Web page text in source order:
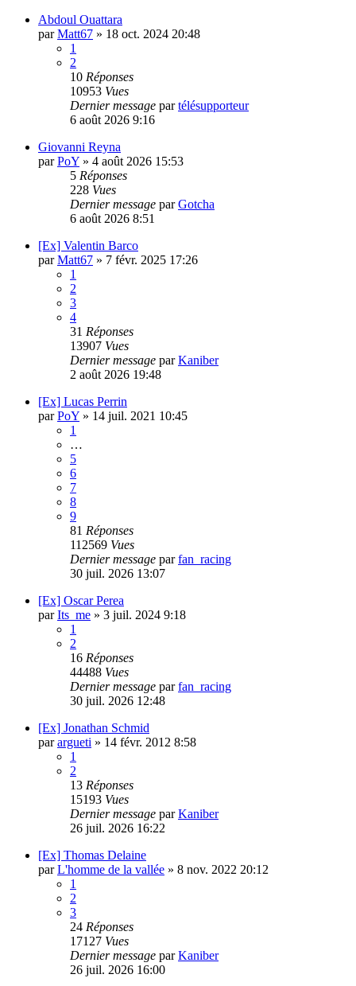
Abdoul Ouattara
parMatt67 » 18 oct. 2024 20:48
1
2
10 Réponses
10953 Vues
Dernier message partélésupporteur
6 août 2026 9:16
Giovanni Reyna
parPoY » 4 août 2026 15:53
5 Réponses
228 Vues
Dernier message parGotcha
6 août 2026 8:51
[Ex] Valentin Barco
parMatt67 » 7 févr. 2025 17:26
1
2
3
4
31 Réponses
13907 Vues
Dernier message parKaniber
2 août 2026 19:48
[Ex] Lucas Perrin
parPoY » 14 juil. 2021 10:45
1
…
5
6
7
8
9
81 Réponses
112569 Vues
Dernier message parfan_racing
30 juil. 2026 13:07
[Ex] Oscar Perea
parIts_me » 3 juil. 2024 9:18
1
2
16 Réponses
44488 Vues
Dernier message parfan_racing
30 juil. 2026 12:48
[Ex] Jonathan Schmid
parargueti » 14 févr. 2012 8:58
1
2
13 Réponses
15193 Vues
Dernier message parKaniber
26 juil. 2026 16:22
[Ex] Thomas Delaine
parL'homme de la vallée » 8 nov. 2022 20:12
1
2
3
24 Réponses
17127 Vues
Dernier message parKaniber
26 juil. 2026 16:00